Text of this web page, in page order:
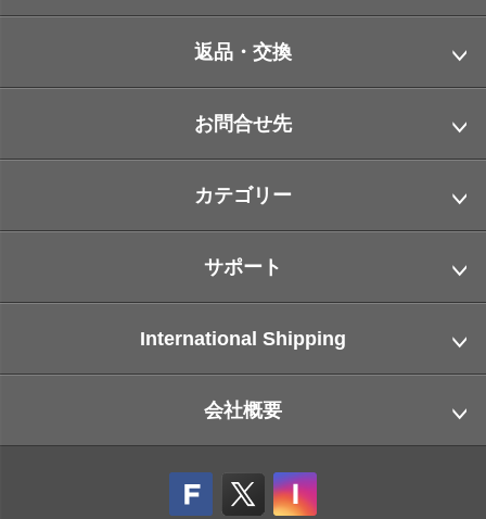
返品・交換
お問合せ先
カテゴリー
サポート
International Shipping
会社概要